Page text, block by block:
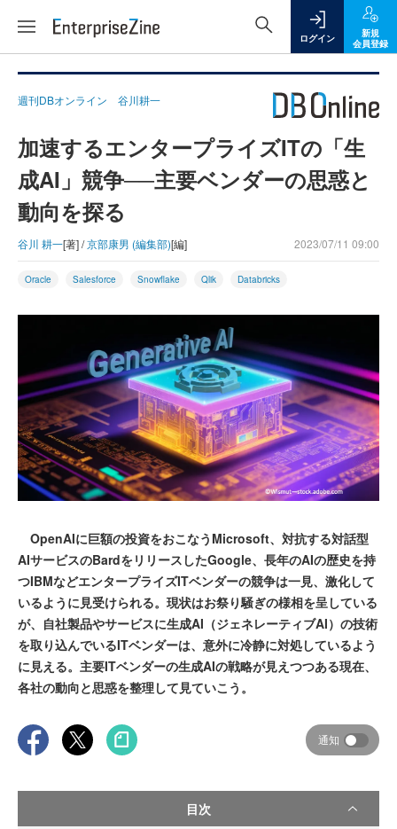
ログイン
新規
会員登録
週刊DBオンライン 谷川耕一
加速するエンタープライズITの「生
成AI」競争──主要ベンダーの思惑と
動向を探る
谷川 耕一[著] /京部康男 (編集部)[編] 2023/07/11 09:00
Oracle Salesforce Snowflake Qlik Databricks
OpenAIに巨額の投資をおこなうMicrosoft、対抗する対話型
AIサービスのBardをリリースしたGoogle、長年のAIの歴史を持
つIBMなどエンタープライズITベンダーの競争は一見、激化して
いるように見受けられる。現状はお祭り騒ぎの様相を呈している
が、自社製品やサービスに生成AI（ジェネレーティブAI）の技術
を取り込んでいるITベンダーは、意外に冷静に対処しているよう
に見える。主要ITベンダーの生成AIの戦略が見えつつある現在、
各社の動向と思惑を整理して見ていこう。
通知
目次